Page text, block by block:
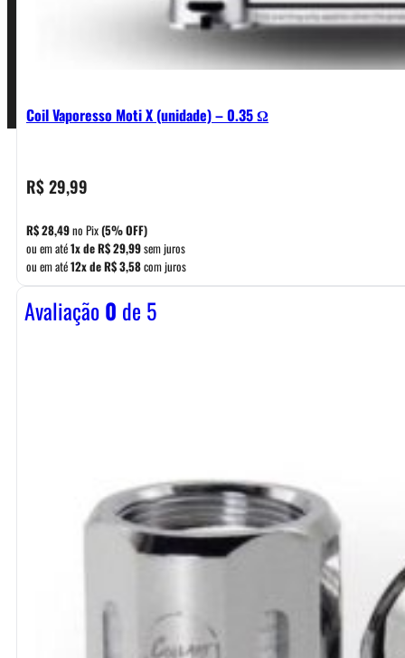
Coil Vaporesso Moti X (unidade) – 0.35 Ω
R$29,99
R$28,49no Pix(5% OFF)
ou em até1x deR$29,99sem juros
ou em até12x deR$3,58com juros
Avaliação0 de 5